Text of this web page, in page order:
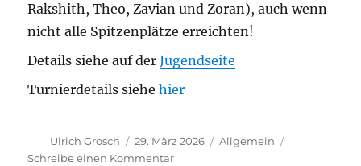
Rakshith, Theo, Zavian und Zoran), auch wenn
nicht alle Spitzenplätze erreichten!
Details siehe auf derJugendseite
Turnierdetails siehehier
Autor
Ulrich Grosch
Veröffentlicht
am
29. März 2026 Kategorien
Allgemein
Schreibe einen Kommentarzu